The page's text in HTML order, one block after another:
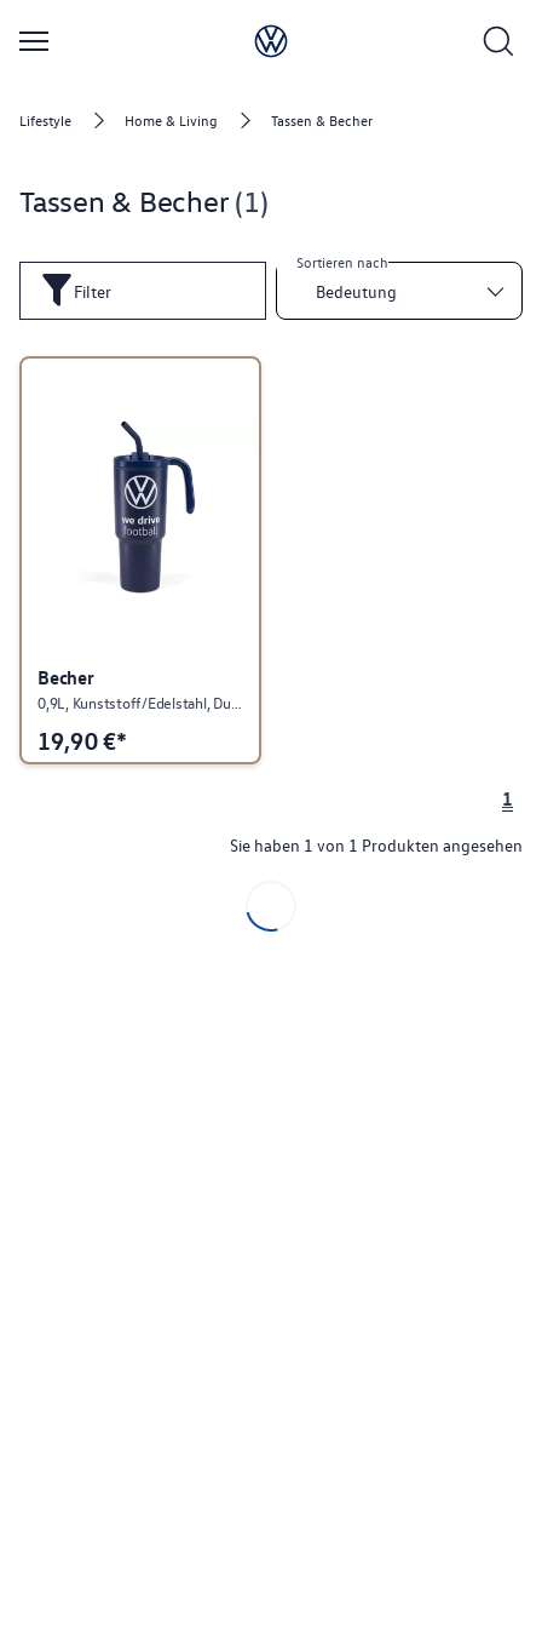
Lifestyle Home & Living Tassen & Becher
Tassen & Becher 1
Filter
Sortieren nach
Bedeutung
Becher
0,9L, Kunststoff/Edelstahl, Dunkelblau, Fußball Kollektion
19,90€*
1
Sie haben 1 von 1 Produkten angesehen